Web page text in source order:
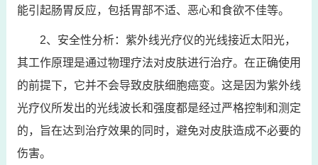
能引起肠胃反应，包括胃部不适、恶心和食欲不佳等。
2、安全性分析：紫外线光疗仪的光线接近太阳光，
其工作原理是通过物理疗法对皮肤进行治疗。在正确使用
的前提下，它并不会导致皮肤细胞癌变。这是因为紫外线
光疗仪所发出的光线波长和强度都是经过严格控制和测定
的，旨在达到治疗效果的同时，避免对皮肤造成不必要的
伤害。